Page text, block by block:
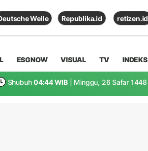
Welle Republika.id retizen.id
ESGNOW VISUAL TV INDEKS
Shubuh 04:44 WIB | Minggu, 26 Safar 1448